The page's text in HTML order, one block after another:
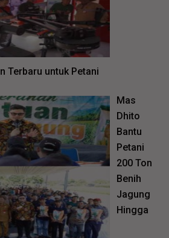
Terbaru untuk Petani
Mas
Dhito
Bantu
Petani
200 Ton
Benih
Jagung
Hingga